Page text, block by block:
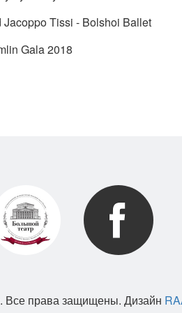
Tissi - Bolshoi Ballet
Gala 2018
. Все права защищены. Дизайн